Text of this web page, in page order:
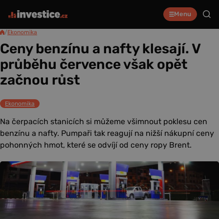
Menu
/Ekonomika
Ceny benzínu a nafty klesají. V
průběhu července však opět
začnou růst
Ekonomika
Na čerpacích stanicích si můžeme všimnout poklesu cen
benzínu a nafty. Pumpaři tak reagují na nižší nákupní ceny
pohonných hmot, které se odvíjí od ceny ropy Brent.